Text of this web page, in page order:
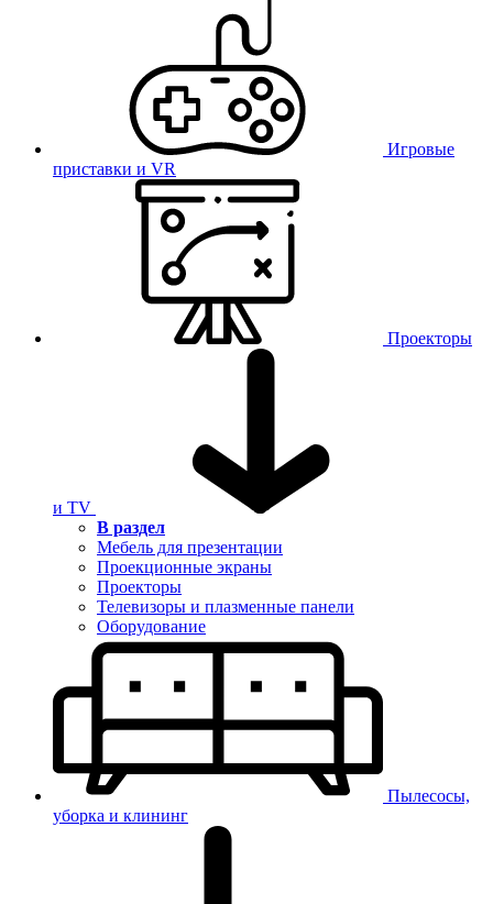
Игровые
приставки и VR
Проекторы
и TV
В раздел
Мебель для презентации
Проекционные экраны
Проекторы
Телевизоры и плазменные панели
Оборудование
Пылесосы,
уборка и клининг